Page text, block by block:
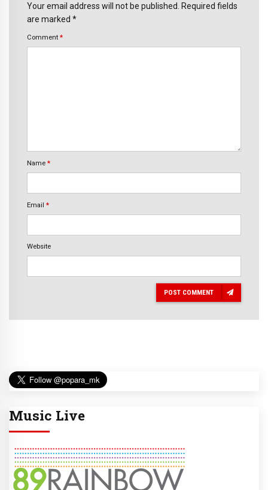
Your email address will not be published. Required fields
are marked *
Comment *
Name *
Email *
Website
POST COMMENT
Music Live